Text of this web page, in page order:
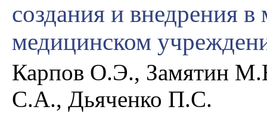
создания и внедрения
медицинском
Карпов О.Э., Замятин
С.А., Дьяченко П.С.